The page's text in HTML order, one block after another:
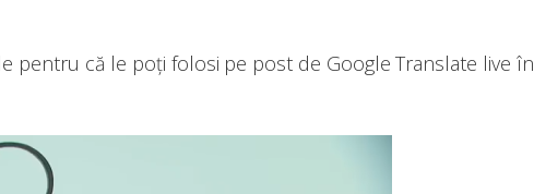
pentru că le poți folosi pe post de Google Translate live în